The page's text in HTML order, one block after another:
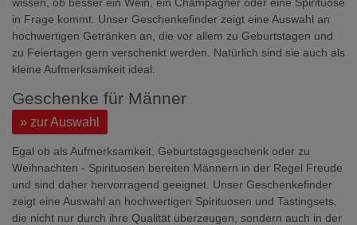
in Frage kommt. Unser Geschenkefinder zeigt eine Auswahl an
hochwertigen Getränken an, die vor allem zu Geburtstagen und
zu Feiertagen gern verschenkt werden. Natürlich sind sie auch als
kleine Aufmerksamkeit ideal.
Geschenke für Männer
» zur Auswahl
Egal ob als Aufmerksamkeit, Geburtstagsgeschenk oder zu
Weihnachten - Spirituosen bereiten Männern in der Regel Freude
und sind daher hervorragend geeignet. Unser Geschenkefinder
zeigt eine Auswahl an hochwertigen Spirituosen und Tastingsets,
die nicht nur durch ihre Qualität überzeugen, sondern auch in der